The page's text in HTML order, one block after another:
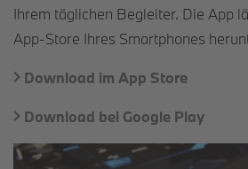
Ihrem täglichen Begleiter. Die App
App-Store Ihres Smartphones
Download im App Store
Download bei Google Play